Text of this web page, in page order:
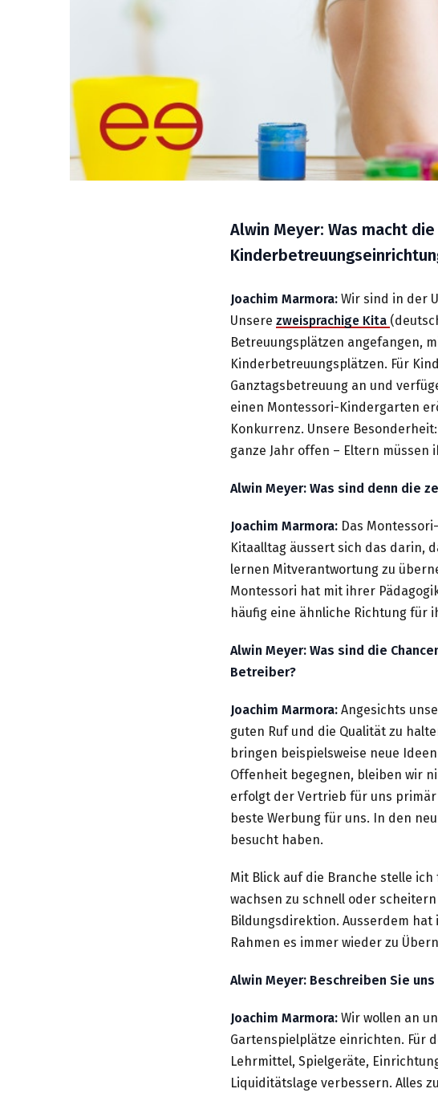
Alwin Meyer: Was macht
Joachim Marmora: Wir sind in der
Unsere zweisprachige Kita
Betreuungsplätzen angefangen,
Kinderbetreuungsplätzen. Für
Ganztagsbetreuung an und
einen Montessori-Kindergarten
Konkurrenz. Unsere
ganze Jahr offen – Eltern
Alwin Meyer: Was sind denn die
Joachim Marmora: Das
Kitaalltag äussert sich das darin,
lernen Mitverantwortung zu
Montessori hat mit ihrer
häufig eine ähnliche Richtung für
Alwin Meyer: Was sind die
Betreiber?
Joachim Marmora: Angesichts
guten Ruf und die Qualität zu
bringen beispielsweise neue
Offenheit begegnen, bleiben wir
erfolgt der Vertrieb für uns
beste Werbung für uns. In den
besucht haben.
Mit Blick auf die Branche stelle
wachsen zu schnell oder
Bildungsdirektion. Ausserdem
Rahmen es immer wieder zu
Alwin Meyer: Beschreiben Sie
Joachim Marmora: Wir wollen an
Gartenspielplätze einrichten. Für
Lehrmittel, Spielgeräte,
Liquiditätslage verbessern. Alles